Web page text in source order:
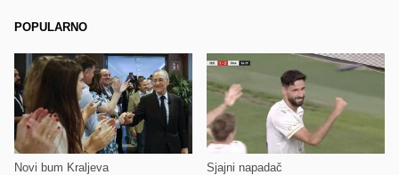
POPULARNO
Novi bum Kraljeva Sjajni napadač